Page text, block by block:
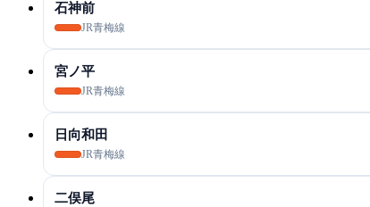
石神前
JR青梅線
宮ノ平
JR青梅線
日向和田
JR青梅線
二俣尾